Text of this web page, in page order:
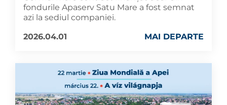
fondurile Apaserv Satu Mare a fost semnat
azi la sediul companiei.
2026.04.01
MAI DEPARTE